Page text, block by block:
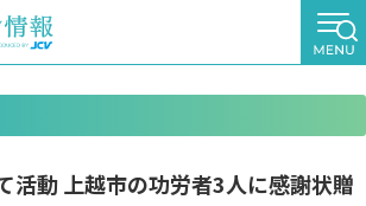
活動 上越市の功労者3人に感謝状贈